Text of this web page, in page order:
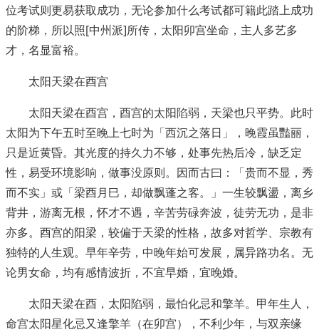
位考试则更易获取成功，无论参加什么考试都可籍此踏上成功
的阶梯，所以照[中州派]所传，太阳卯宫坐命，主人多艺多
才，名显富裕。
太阳天梁在酉宫
太阳天梁在酉宫，酉宫的太阳陷弱，天梁也只平势。此时
太阳为下午五时至晚上七时为「西沉之落日」，晚霞虽豔丽，
只是近黄昏。其光度的持久力不够，处事先热后冷，缺乏定
性，易受环境影响，做事没原则。因而古曰：「贵而不显，秀
而不实」或「梁酉月巳，却做飘蓬之客。」一生较飘盪，离乡
背井，游离无根，怀才不遇，辛苦劳碌奔波，徒劳无功，是非
亦多。酉宫的阳梁，较偏于天梁的性格，故多对哲学、宗教有
独特的人生观。早年辛劳，中晚年始可发展，属异路功名。无
论男女命，均有感情波折，不宜早婚，宜晚婚。
太阳天梁在酉，太阳陷弱，最怕化忌和擎羊。甲年生人，
命宫太阳星化忌又逢擎羊（在卯宫），不利少年，与双亲缘